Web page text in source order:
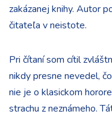
zakázanej knihy. Autor
čitateľa v neistote.
Pri čítaní som cítil
nikdy presne nevedel,
nie je o klasickom
strachu z neznámeho.